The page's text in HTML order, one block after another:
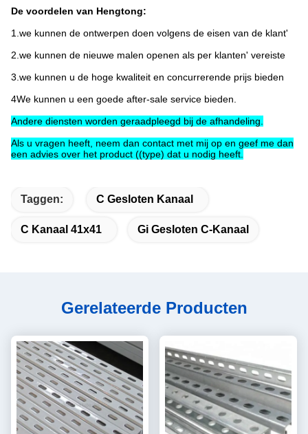
De voordelen van Hengtong:
1.we kunnen de ontwerpen doen volgens de eisen van de klant'
2.we kunnen de nieuwe malen openen als per klanten' vereiste
3.we kunnen u de hoge kwaliteit en concurrerende prijs bieden
4We kunnen u een goede after-sale service bieden.
Andere diensten worden geraadpleegd bij de afhandeling.
Als u vragen heeft, neem dan contact met mij op en geef me dan
een advies over het product ((type) dat u nodig heeft.
Taggen: C Gesloten Kanaal
C Kanaal 41x41 Gi Gesloten C-Kanaal
Gerelateerde Producten